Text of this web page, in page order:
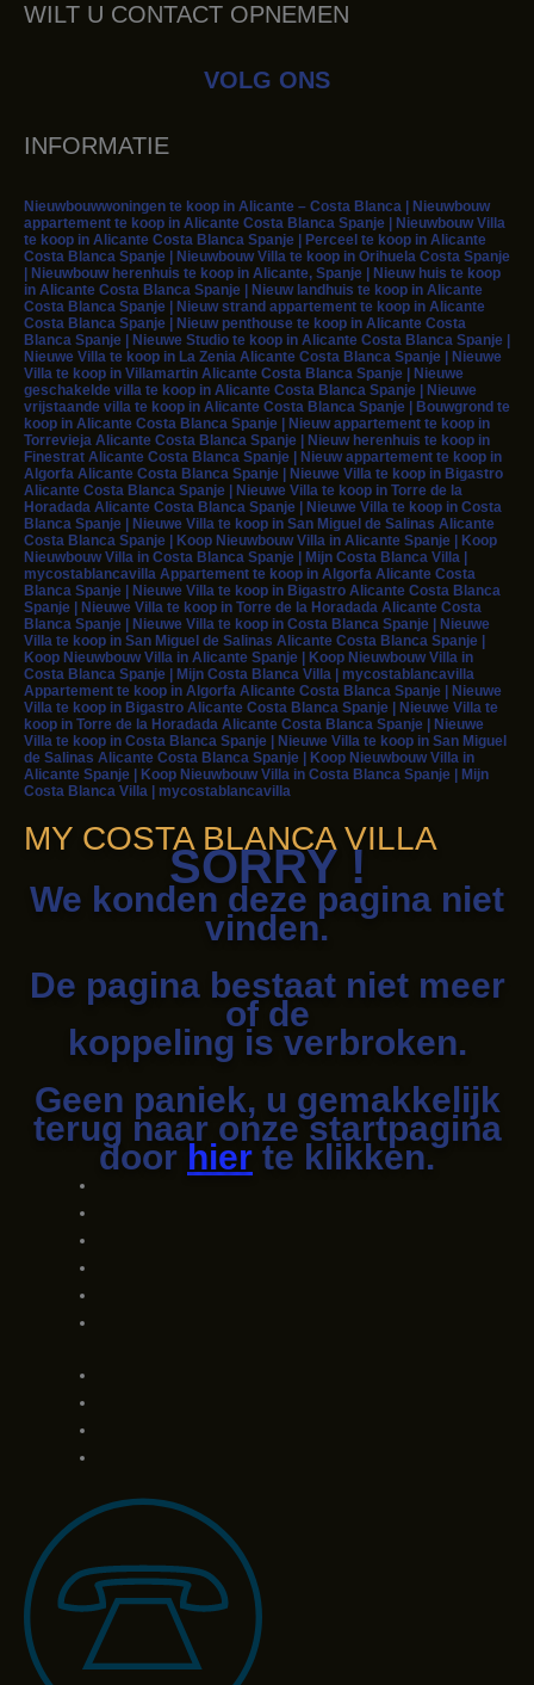
WILT U CONTACT OPNEMEN
VOLG ONS
INFORMATIE
Nieuwbouwwoningen te koop in Alicante – Costa Blanca | Nieuwbouw
appartement te koop in Alicante Costa Blanca Spanje | Nieuwbouw Villa
te koop in Alicante Costa Blanca Spanje | Perceel te koop in Alicante
Costa Blanca Spanje | Nieuwbouw Villa te koop in Orihuela Costa Spanje
| Nieuwbouw herenhuis te koop in Alicante, Spanje | Nieuw huis te koop
in Alicante Costa Blanca Spanje | Nieuw landhuis te koop in Alicante
Costa Blanca Spanje | Nieuw strand appartement te koop in Alicante
Costa Blanca Spanje | Nieuw penthouse te koop in Alicante Costa
Blanca Spanje | Nieuwe Studio te koop in Alicante Costa Blanca Spanje |
Nieuwe Villa te koop in La Zenia Alicante Costa Blanca Spanje | Nieuwe
Villa te koop in Villamartin Alicante Costa Blanca Spanje | Nieuwe
geschakelde villa te koop in Alicante Costa Blanca Spanje | Nieuwe
vrijstaande villa te koop in Alicante Costa Blanca Spanje | Bouwgrond te
koop in Alicante Costa Blanca Spanje | Nieuw appartement te koop in
Torrevieja Alicante Costa Blanca Spanje | Nieuw herenhuis te koop in
Finestrat Alicante Costa Blanca Spanje | Nieuw appartement te koop in
Algorfa Alicante Costa Blanca Spanje | Nieuwe Villa te koop in Bigastro
Alicante Costa Blanca Spanje | Nieuwe Villa te koop in Torre de la
Horadada Alicante Costa Blanca Spanje | Nieuwe Villa te koop in Costa
Blanca Spanje | Nieuwe Villa te koop in San Miguel de Salinas Alicante
Costa Blanca Spanje | Koop Nieuwbouw Villa in Alicante Spanje | Koop
Nieuwbouw Villa in Costa Blanca Spanje | Mijn Costa Blanca Villa |
mycostablancavilla Appartement te koop in Algorfa Alicante Costa
Blanca Spanje | Nieuwe Villa te koop in Bigastro Alicante Costa Blanca
Spanje | Nieuwe Villa te koop in Torre de la Horadada Alicante Costa
Blanca Spanje | Nieuwe Villa te koop in Costa Blanca Spanje | Nieuwe
Villa te koop in San Miguel de Salinas Alicante Costa Blanca Spanje |
Koop Nieuwbouw Villa in Alicante Spanje | Koop Nieuwbouw Villa in
Costa Blanca Spanje | Mijn Costa Blanca Villa | mycostablancavilla
Appartement te koop in Algorfa Alicante Costa Blanca Spanje | Nieuwe
Villa te koop in Bigastro Alicante Costa Blanca Spanje | Nieuwe Villa te
koop in Torre de la Horadada Alicante Costa Blanca Spanje | Nieuwe
Villa te koop in Costa Blanca Spanje | Nieuwe Villa te koop in San Miguel
de Salinas Alicante Costa Blanca Spanje | Koop Nieuwbouw Villa in
Alicante Spanje | Koop Nieuwbouw Villa in Costa Blanca Spanje | Mijn
Costa Blanca Villa | mycostablancavilla
MY COSTA BLANCA VILLA
SORRY !
We konden deze pagina niet
vinden.
De pagina bestaat niet meer
of de
koppeling is verbroken.
Geen paniek, u gemakkelijk
terug naar onze startpagina
door hier te klikken.